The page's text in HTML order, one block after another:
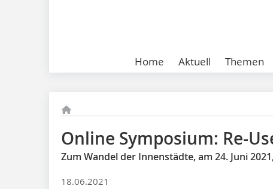
Home Aktuell Themen
Online Symposium: Re-
Zum Wandel der Innenstädte, am 24. Juni
18.06.2021